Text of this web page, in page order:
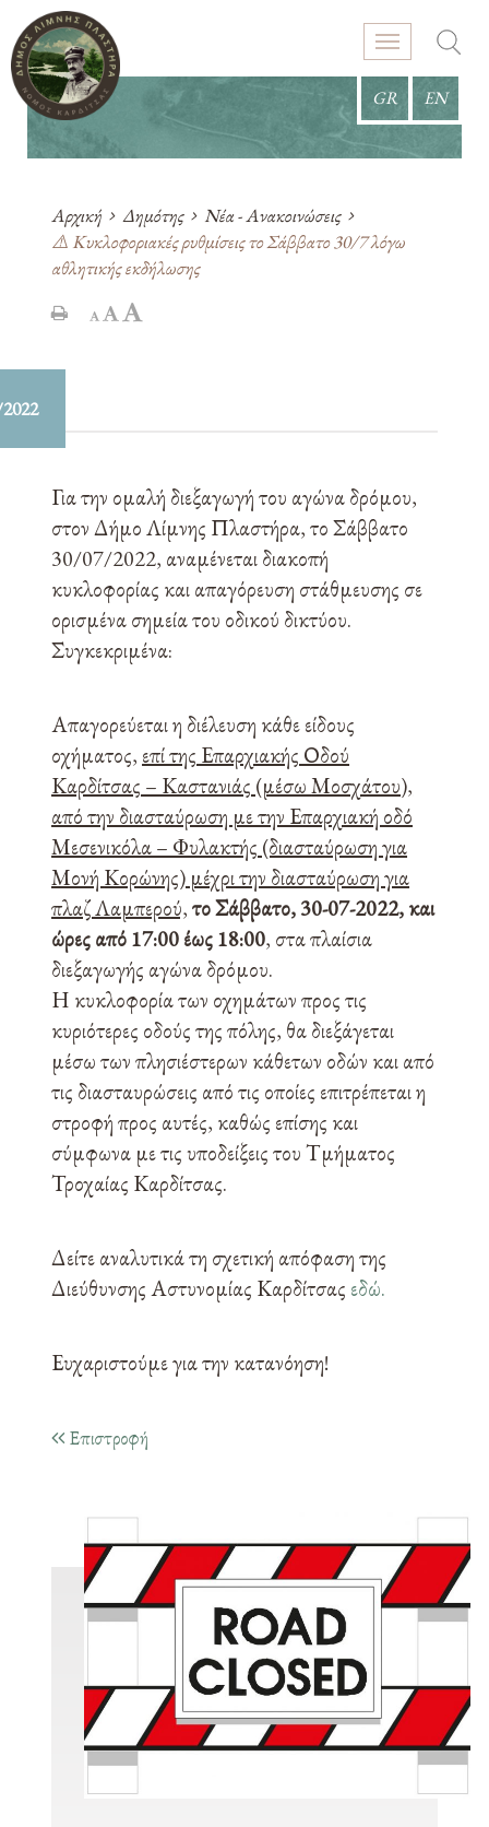
GR EN
Αρχική Δημότης
Νέα - Ανακοινώσεις
⚠️ Κυκλοφοριακές ρυθμίσεις το Σάββατο 30/7 λόγω
αθλητικής εκδήλωσης
Για την ομαλή διεξαγωγή του αγώνα δρόμου,
στον Δήμο Λίμνης Πλαστήρα, το Σάββατο
30/07/2022, αναμένεται διακοπή
κυκλοφορίας και απαγόρευση στάθμευσης σε
ορισμένα σημεία του οδικού δικτύου.
Συγκεκριμένα:
Απαγορεύεται η διέλευση κάθε είδους
οχήματος, επί της Επαρχιακής Οδού
Καρδίτσας – Καστανιάς (μέσωΜοσχάτου),
από την διασταύρωση με την Επαρχιακή οδό
Μεσενικόλα – Φυλακτής (διασταύρωση για
Μονή Κορώνης) μέχρι την διασταύρωση για
πλαζ Λαμπερού,το Σάββατο, 30-07-2022, και
ώρες από 17:00 έως18:00, στα πλαίσια
διεξαγωγής αγώνα δρόμου.
Η κυκλοφορία των οχημάτων προς τις
κυριότερες οδούς της πόλης, θα διεξάγεται
μέσω των πλησιέστερων κάθετων οδών και από
τις διασταυρώσεις από τις οποίες επιτρέπεται η
στροφή προς αυτές, καθώς επίσης και
σύμφωνα με τις υποδείξεις του Τμήματος
Τροχαίας Καρδίτσας.
Δείτε αναλυτικά τη σχετική απόφαση της
Διεύθυνσης Αστυνομίας Καρδίτσας εδώ.
Ευχαριστούμε για την κατανόηση!
Επιστροφή